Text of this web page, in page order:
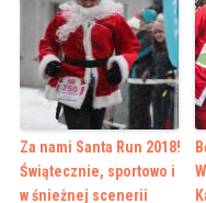
Za nami Santa Run 2018!
Świątecznie, sportowo i
w śnieżnej scenerii